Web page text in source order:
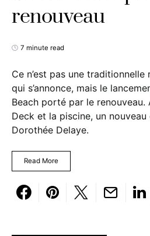
renouveau
7 minute read
Ce n’est pas une
qui s’annonce, mais le
Beach porté par le
Deck et la piscine, un
Dorothée Delaye.
Read More